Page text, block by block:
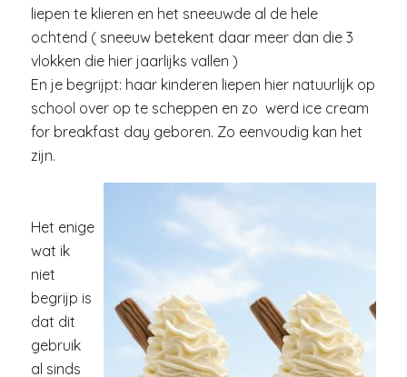
liepen te klieren en het sneeuwde al de hele
ochtend ( sneeuw betekent daar meer dan die 3
vlokken die hier jaarlijks vallen )
En je begrijpt: haar kinderen liepen hier natuurlijk op
school over op te scheppen en zo werd ice cream
for breakfast day geboren. Zo eenvoudig kan het
zijn.
Het enige
wat ik
niet
begrijp is
dat dit
gebruik
al sinds